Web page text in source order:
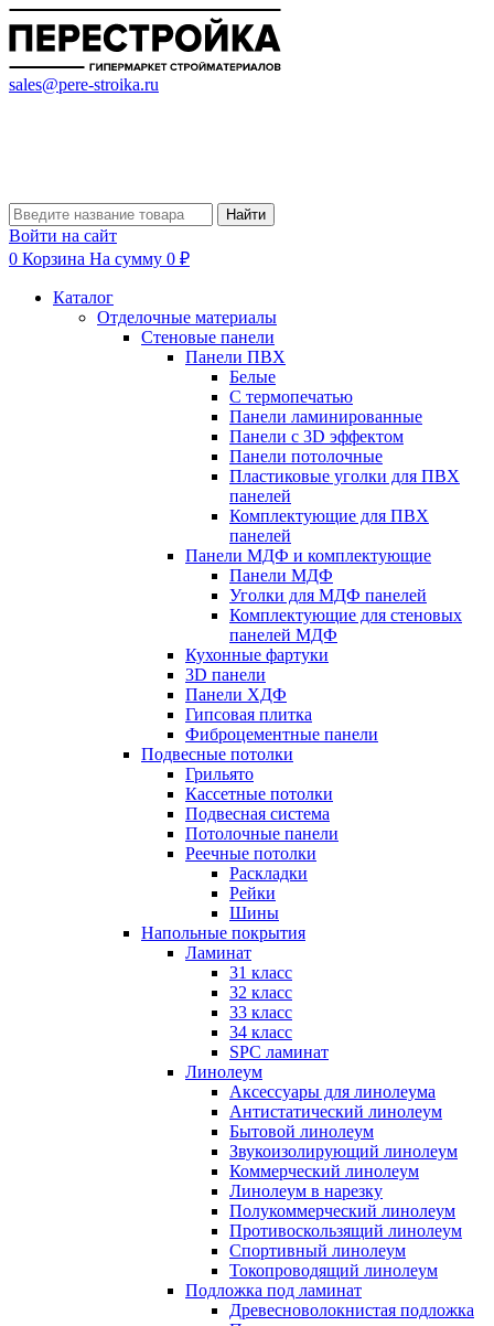
sales@pere-stroika.ru
Найти
Войти на сайт
0 Корзина На сумму 0 ₽
Каталог
Отделочные материалы
Стеновые панели
Панели ПВХ
Белые
С термопечатью
Панели ламинированные
Панели с 3D эффектом
Панели потолочные
Пластиковые уголки для ПВХ
панелей
Комплектующие для ПВХ
панелей
Панели МДФ и комплектующие
Панели МДФ
Уголки для МДФ панелей
Комплектующие для стеновых
панелей МДФ
Кухонные фартуки
3D панели
Панели ХДФ
Гипсовая плитка
Фиброцементные панели
Подвесные потолки
Грильято
Кассетные потолки
Подвесная система
Потолочные панели
Реечные потолки
Раскладки
Рейки
Шины
Напольные покрытия
Ламинат
31 класс
32 класс
33 класс
34 класс
SPC ламинат
Линолеум
Аксессуары для линолеума
Антистатический линолеум
Бытовой линолеум
Звукоизолирующий линолеум
Коммерческий линолеум
Линолеум в нарезку
Полукоммерческий линолеум
Противоскользящий линолеум
Спортивный линолеум
Токопроводящий линолеум
Подложка под ламинат
Древесноволокнистая подложка